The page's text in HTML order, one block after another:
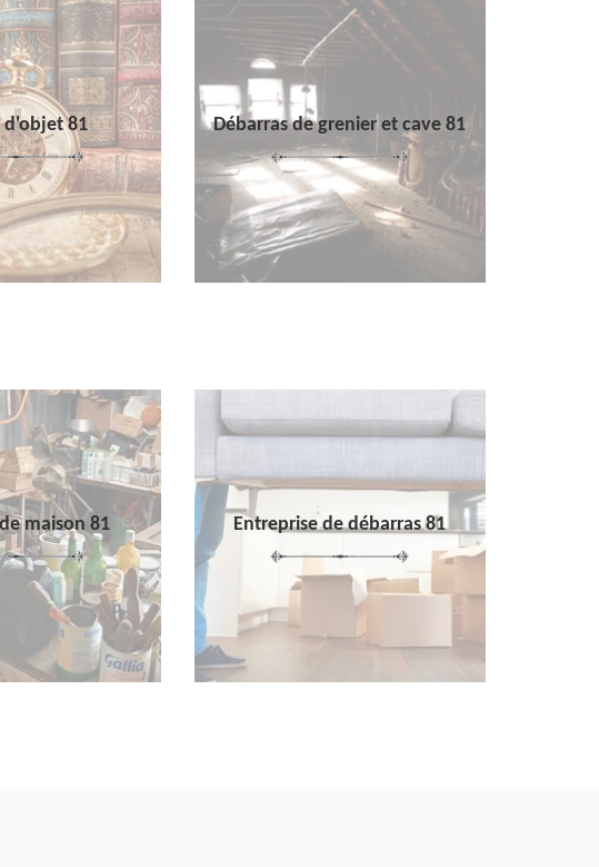
d'objet 81 Débarras de grenier et cave 81
maison 81 Entreprise de débarras 81